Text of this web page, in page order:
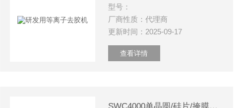
型号：
厂商性质：代理商
更新时间：2025-09-17
查看详情